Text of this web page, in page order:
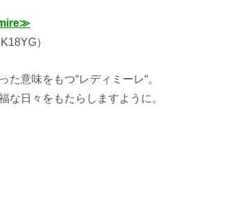
）
意味をもつ“レディミーレ“。
な日々をもたらしますように。